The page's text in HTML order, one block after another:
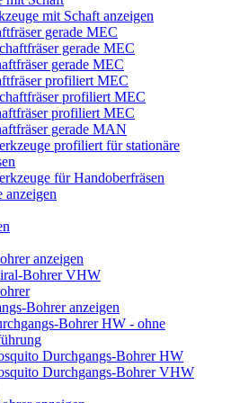
mit Schaft anzeigen
gerade MEC
gerade MEC
gerade MEC
profiliert MEC
profiliert MEC
profiliert MEC
gerade MAN
profiliert für stationäre
für Handoberfräsen
anzeigen
anzeigen
Bohrer VHW
Bohrer anzeigen
Bohrer HW - ohne
Durchgangs-Bohrer HW
Durchgangs-Bohrer VHW